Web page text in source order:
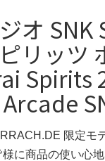
オ SNK
リッツ
Spirits
限定モ
に商品の使い心